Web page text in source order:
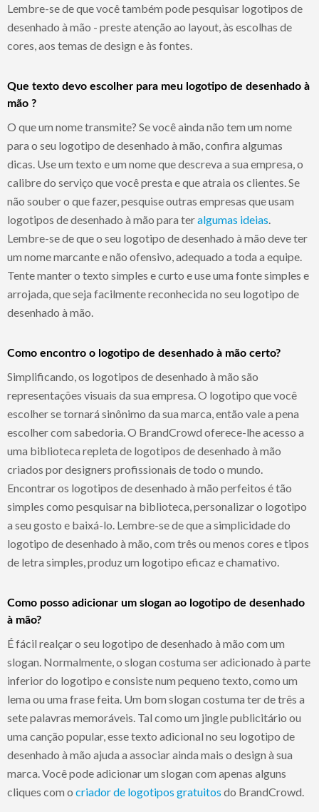
Lembre-se de que você também pode pesquisar logotipos de
desenhado à mão - preste atenção ao layout, às escolhas de
cores, aos temas de design e às fontes.
Que texto devo escolher para meu logotipo de desenhado à
mão ?
O que um nome transmite? Se você ainda não tem um nome
para o seu logotipo de desenhado à mão, confira algumas
dicas. Use um texto e um nome que descreva a sua empresa, o
calibre do serviço que você presta e que atraia os clientes. Se
não souber o que fazer, pesquise outras empresas que usam
logotipos de desenhado à mão para teralgumas ideias
Lembre-se de que o seu logotipo de desenhado à mão deve ter
um nome marcante e não ofensivo, adequado a toda a equipe.
Tente manter o texto simples e curto e use uma fonte simples e
arrojada, que seja facilmente reconhecida no seu logotipo de
desenhado à mão.
Como encontro o logotipo de desenhado à mão certo?
Simplificando, os logotipos de desenhado à mão são
representações visuais da sua empresa. O logotipo que você
escolher se tornará sinônimo da sua marca, então vale a pena
escolher com sabedoria. O BrandCrowd oferece-lhe acesso a
uma biblioteca repleta de logotipos de desenhado à mão
criados por designers profissionais de todo o mundo.
Encontrar os logotipos de desenhado à mão perfeitos é tão
simples como pesquisar na biblioteca, personalizar o logotipo
a seu gosto e baixá-lo. Lembre-se de que a simplicidade do
logotipo de desenhado à mão, com três ou menos cores e tipos
de letra simples, produz um logotipo eficaz e chamativo.
Como posso adicionar um slogan ao logotipo de desenhado
à mão?
É fácil realçar o seu logotipo de desenhado à mão com um
slogan. Normalmente, o slogan costuma ser adicionado à parte
inferior do logotipo e consiste num pequeno texto, como um
lema ou uma frase feita. Um bom slogan costuma ter de três a
sete palavras memoráveis. Tal como um jingle publicitário ou
uma canção popular, esse texto adicional no seu logotipo de
desenhado à mão ajuda a associar ainda mais o design à sua
marca. Você pode adicionar um slogan com apenas alguns
cliques com o criador de logotipos gratuitos do BrandCrowd.